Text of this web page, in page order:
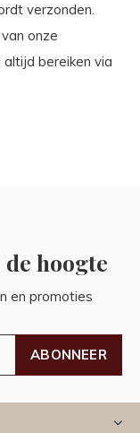
verzonden.
onze
altijd bereiken via
hoogte
en promoties
ABONNEER